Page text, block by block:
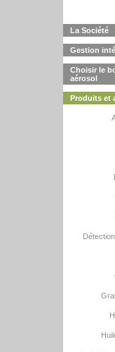
La Société
Gestion
Choisir le
aérosol
Produits et